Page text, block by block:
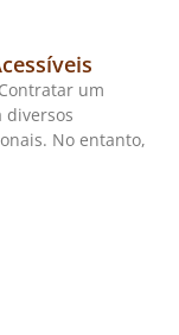
um
diversos
No entanto,